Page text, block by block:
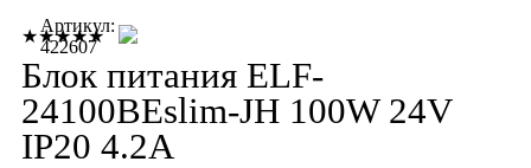
★★★★★
Артикул:
422607
Блок питания ELF-
24100BEslim-JH 100W 24V
IP20 4.2A